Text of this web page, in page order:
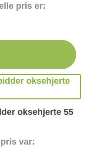
pris er:
oksehjerte 55
var: